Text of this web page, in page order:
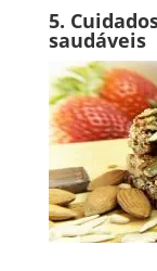
5.
saudáveis